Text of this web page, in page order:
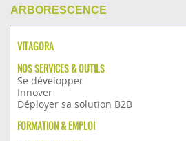
ARBORESCENCE
VITAGORA
NOS SERVICES & OUTILS
Se développer
Innover
Déployer sa solution B2B
FORMATION & EMPLOI